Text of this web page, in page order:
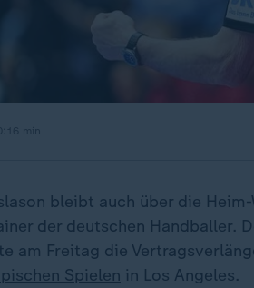
bleibt auch über die
der deutschen Handballer.
am Freitag die
Spielen in Los Angeles.